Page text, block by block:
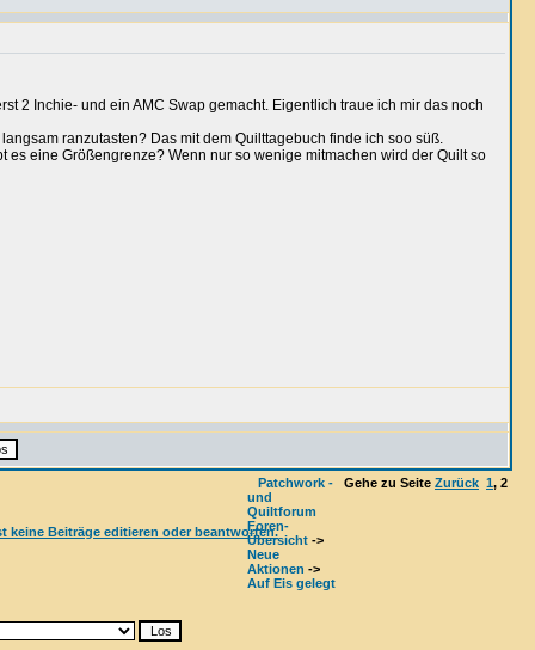
2 Inchie- und ein AMC Swap gemacht. Eigentlich traue ich mir das noch
ranzutasten? Das mit dem Quilttagebuch finde ich soo süß.
eine Größengrenze? Wenn nur so wenige mitmachen wird der Quilt so
Patchwork -
und
Quiltforum
Foren-
Übersicht ->
Neue
Aktionen ->
Auf Eis gelegt
Gehe zu Seite Zurück 1, 2